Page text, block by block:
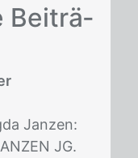
Bei­trä­
Janzen:
JG.